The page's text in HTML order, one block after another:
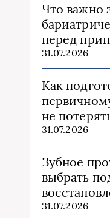
Что важно
перед
31.07.2026
Как
не
31.07.2026
Зубное
выбрать
31.07.2026